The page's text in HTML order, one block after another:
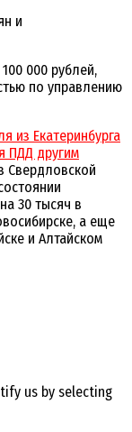
и
000 рублей,
по управлению
из Екатеринбурга
ПДД другим
Свердловской
30 тысяч в
а еще
и Алтайском
us by selecting